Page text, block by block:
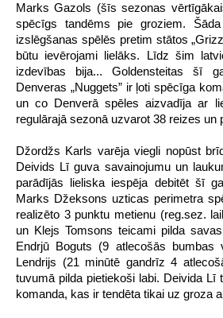
Marks Gazols (šīs sezonas
spēcīgs tandēms pie groziem.
izslēgšanas spēlēs pretim stātos
būtu ievērojami lielāks. Līdz šim
izdevības bija... Goldensteitas šī
Denveras „Nuggets” ir ļoti spēcīga
un co Denverā spēles aizvadīja ar
regulārajā sezonā uzvarot 38 reizes
Džordžs Karls varēja viegli nopūst
Deivids Lī guva savainojumu un
parādījās lieliska iespēja debitēt šī
Marks Džeksons uzticas perimetra
realizēto 3 punktu metienu (reg.sez.
un Klejs Tomsons teicami pilda
Endrjū Boguts (9 atlecošās
Lendrijs (21 minūtē gandrīz 4
tuvumā pilda pietiekoši labi. Deivida
komanda, kas ir tendēta tikai uz groza